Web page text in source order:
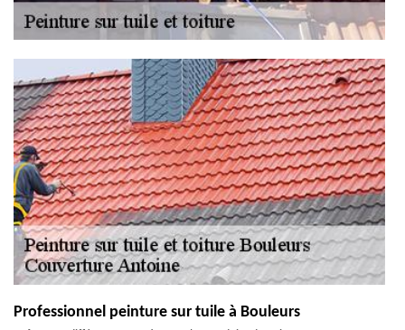
Professionnel peinture sur tuile à Bouleurs